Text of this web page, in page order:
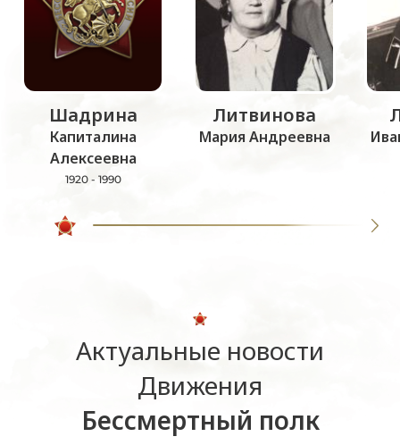
Шадрина
Капиталина
Алексеевна
1920 - 1990
Литвинова
Мария Андреевна
Актуальные новости
Движения
Бессмертный полк